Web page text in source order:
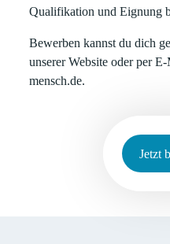
Qualifikation und Eignung
Bewerben kannst du dich
unserer Website oder per
mensch.de.
Jetzt